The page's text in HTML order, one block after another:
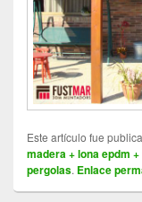
Este artículo fue
madera + lona epdm
pergolas. Enlace